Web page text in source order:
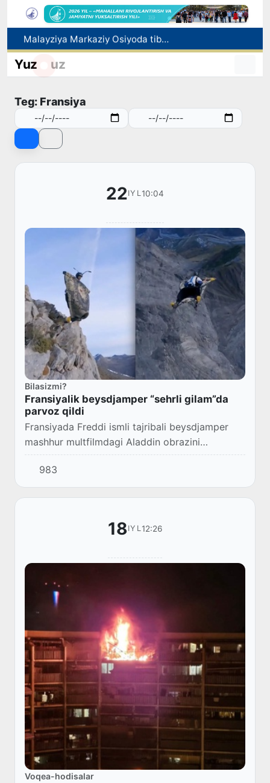
Malayziya Markaziy Osiyoda tibbiy turizm yoʻnalishi sifatidagi mavqeini mustahkamlamoqda
Polshadagi elchixona ko‘magida ona va bola Vatanga qaytarildi
Mikrokreditbank aktivlari 30,7 trln soʻmga yetdi, Fitch reytingni BB darajasiga oshirdi
Yuz uz
Teg: Fransiya
22IYL10:04
Bilasizmi?
Fransiyalik beysdjamper “sehrli gilam”da
parvoz qildi
Fransiyada Freddi ismli tajribali beysdjamper
mashhur multfilmdagi Aladdin obrazini
gavdalantirgan noodatiy sakrashni amalga
oshirdi.
983
18IYL12:26
Voqea-hodisalar